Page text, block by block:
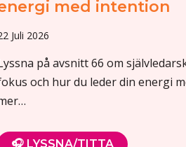
med intention
Juli 2026
på avsnitt 66 om
och hur du leder din energi
🎧 LYSSNA/TITTA